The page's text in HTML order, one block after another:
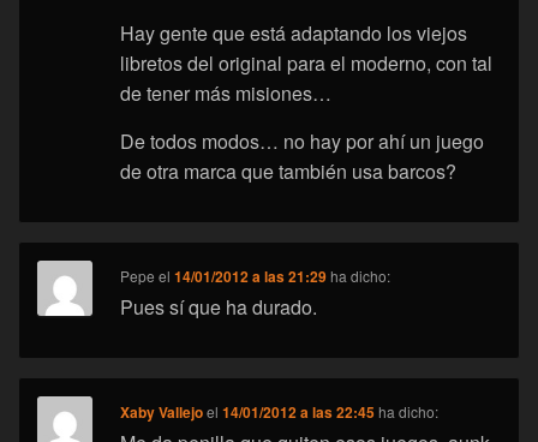
Hay gente que está adaptando los viejos
libretos del original para el moderno, con tal
de tener más misiones…
De todos modos… no hay por ahí un juego
de otra marca que también usa barcos?
Pepe el14/01/2012 a las 21:29 ha dicho:
Pues sí que ha durado.
Xaby Vallejoel14/01/2012 a las 22:45 ha dicho: